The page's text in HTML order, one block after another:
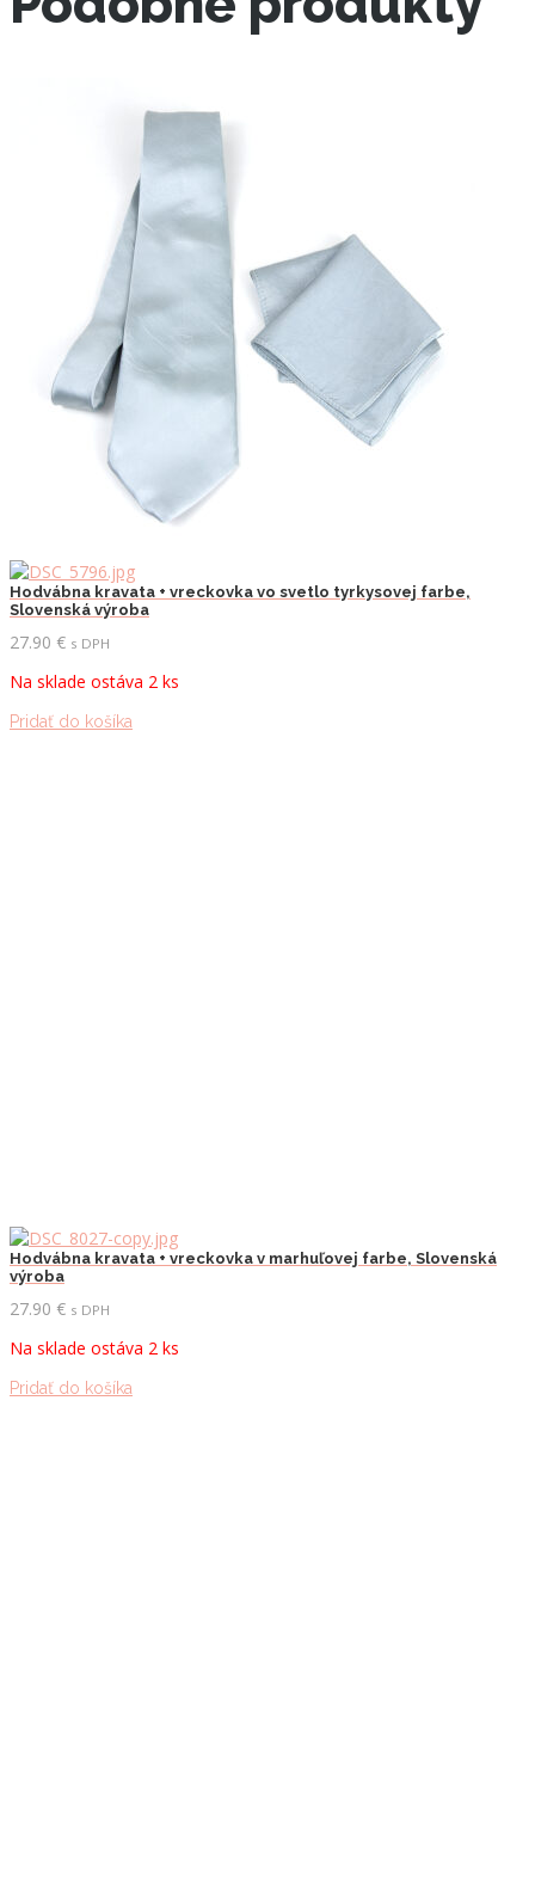
Hodvábna kravata + vreckovka vo svetlo tyrkysovej farbe,
Slovenská výroba
27.90 € s DPH
Na sklade ostáva 2 ks
Pridať do košíka
Hodvábna kravata + vreckovka v marhuľovej farbe, Slovenská
výroba
27.90 € s DPH
Na sklade ostáva 2 ks
Pridať do košíka